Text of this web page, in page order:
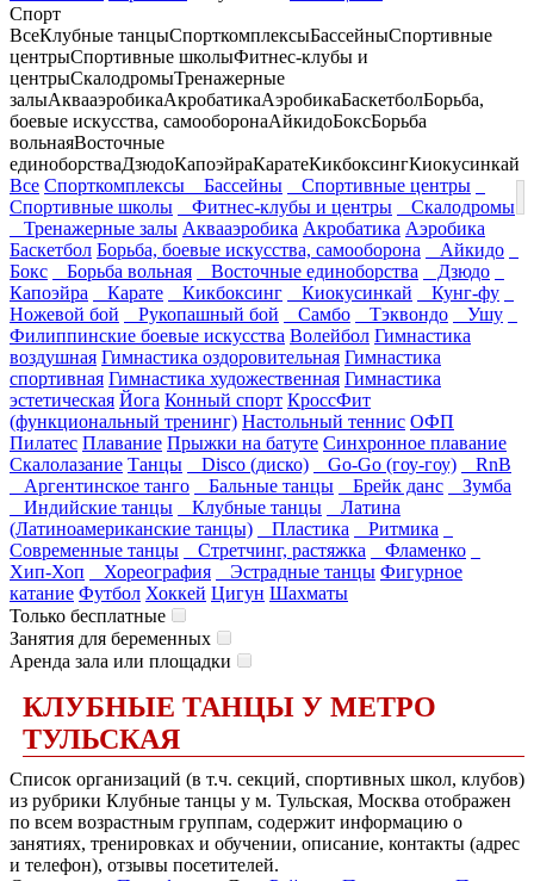
Спорт
ВсеКлубные танцыСпорткомплексыБассейныСпортивные
центрыСпортивные школыФитнес-клубы и
центрыСкалодромыТренажерные
залыАквааэробикаАкробатикаАэробикаБаскетболБорьба,
боевые искусства, самооборонаАйкидоБоксБорьба
вольнаяВосточные
единоборстваДзюдоКапоэйраКаратеКикбоксингКиокусинкай
Все Спорткомплексы Бассейны
Спортивные центры
Спортивные школы
Фитнес-клубы и центры
Скалодромы
Тренажерные залы Аквааэробика Акробатика Аэробика
Баскетбол Борьба, боевые искусства, самооборона
Айкидо
Бокс
Борьба вольная Восточные единоборства
Дзюдо
Капоэйра
Карате Кикбоксинг Киокусинкай
Кунг-фу
Ножевой бой
Рукопашный бой Самбо Тэквондо
Ушу
Филиппинские боевые искусства Волейбол Гимнастика
воздушная Гимнастика оздоровительная Гимнастика
спортивная Гимнастика художественная Гимнастика
эстетическая Йога Конный спорт КроссФит
(функциональный тренинг) Настольный теннис ОФП
Пилатес Плавание Прыжки на батуте Синхронное плавание
Скалолазание Танцы Disco (диско) Go-Go (гоу-гоу)
RnB
Аргентинское танго
Бальные танцы Брейк данс
Зумба
Индийские танцы
Клубные танцы
Латина
(Латиноамериканские танцы)
Пластика
Ритмика
Современные танцы
Стретчинг, растяжка
Фламенко
Хип-Хоп
Хореография Эстрадные танцы Фигурное
катание Футбол Хоккей Цигун Шахматы
Только бесплатные
Занятия для беременных
Аренда зала или площадки
КЛУБНЫЕ ТАНЦЫ У МЕТРО
ТУЛЬСКАЯ
Список организаций (в т.ч. секций, спортивных школ, клубов)
из рубрики Клубные танцы у м. Тульская, Москва отображен
по всем возрастным группам, содержит информацию о
занятиях, тренировках и обучении, описание, контакты (адрес
и телефон), отзывы посетителей.